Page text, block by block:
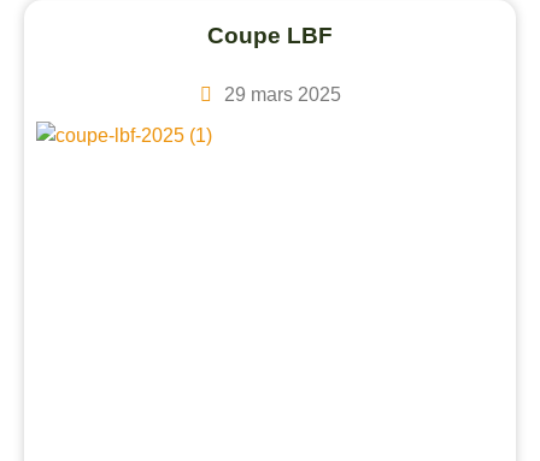
Coupe LBF
29 mars 2025